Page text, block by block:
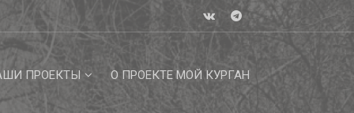
ПРОЕКТЫ О ПРОЕКТЕ МОЙ КУРГАН